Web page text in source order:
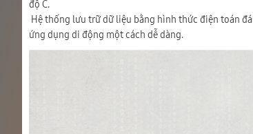
độ C.
Hệ thống lưu trữ dữ liệu bằng hình thức điện toán
ứng dụng di động một cách dễ dàng.